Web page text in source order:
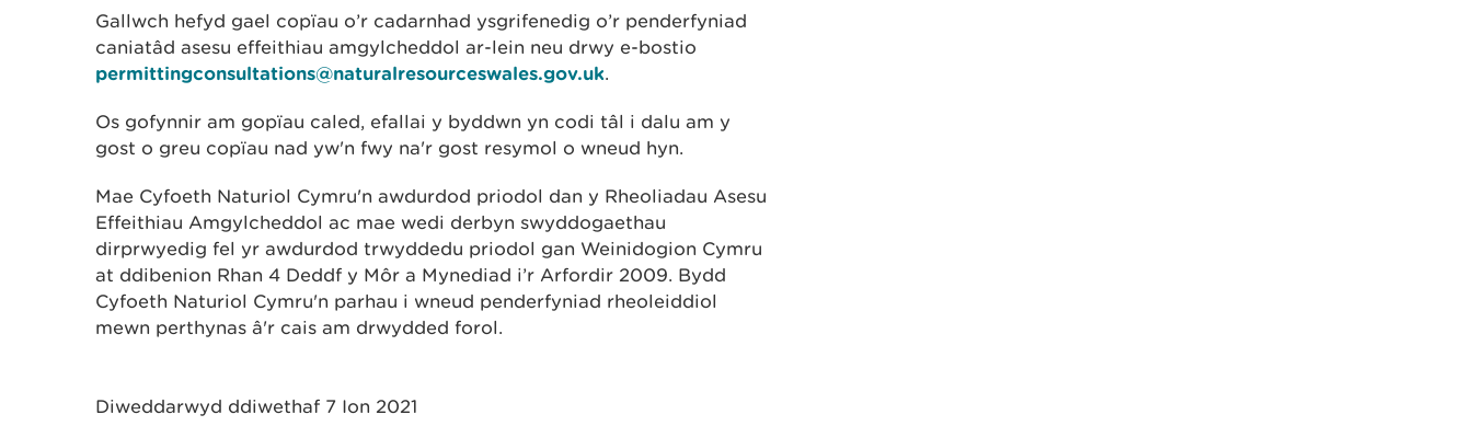
Gallwch hefyd gael copïau o’r cadarnhad ysgrifenedig o’r penderfyniad
caniatâd asesu effeithiau amgylcheddol ar-lein neu drwy e-bostio
permittingconsultations@naturalresourceswales.gov.uk.
Os gofynnir am gopïau caled, efallai y byddwn yn codi tâl i dalu am y
gost o greu copïau nad yw'n fwy na'r gost resymol o wneud hyn.
Mae Cyfoeth Naturiol Cymru'n awdurdod priodol dan y Rheoliadau Asesu
Effeithiau Amgylcheddol ac mae wedi derbyn swyddogaethau
dirprwyedig fel yr awdurdod trwyddedu priodol gan Weinidogion Cymru
at ddibenion Rhan 4 Deddf y Môr a Mynediad i’r Arfordir 2009. Bydd
Cyfoeth Naturiol Cymru'n parhau i wneud penderfyniad rheoleiddiol
mewn perthynas â'r cais am drwydded forol.
Diweddarwyd ddiwethaf 7 Ion 2021